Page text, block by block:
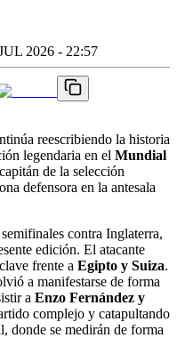
2026 - 22:57
reescribiendo la historia
legendaria en el Mundial
de la selección
defensora en la antesala
contra Inglaterra,
edición. El atacante
frente a Egipto y Suiza.
a manifestarse de forma
a Enzo Fernández y
complejo y catapultando
donde se medirán de forma